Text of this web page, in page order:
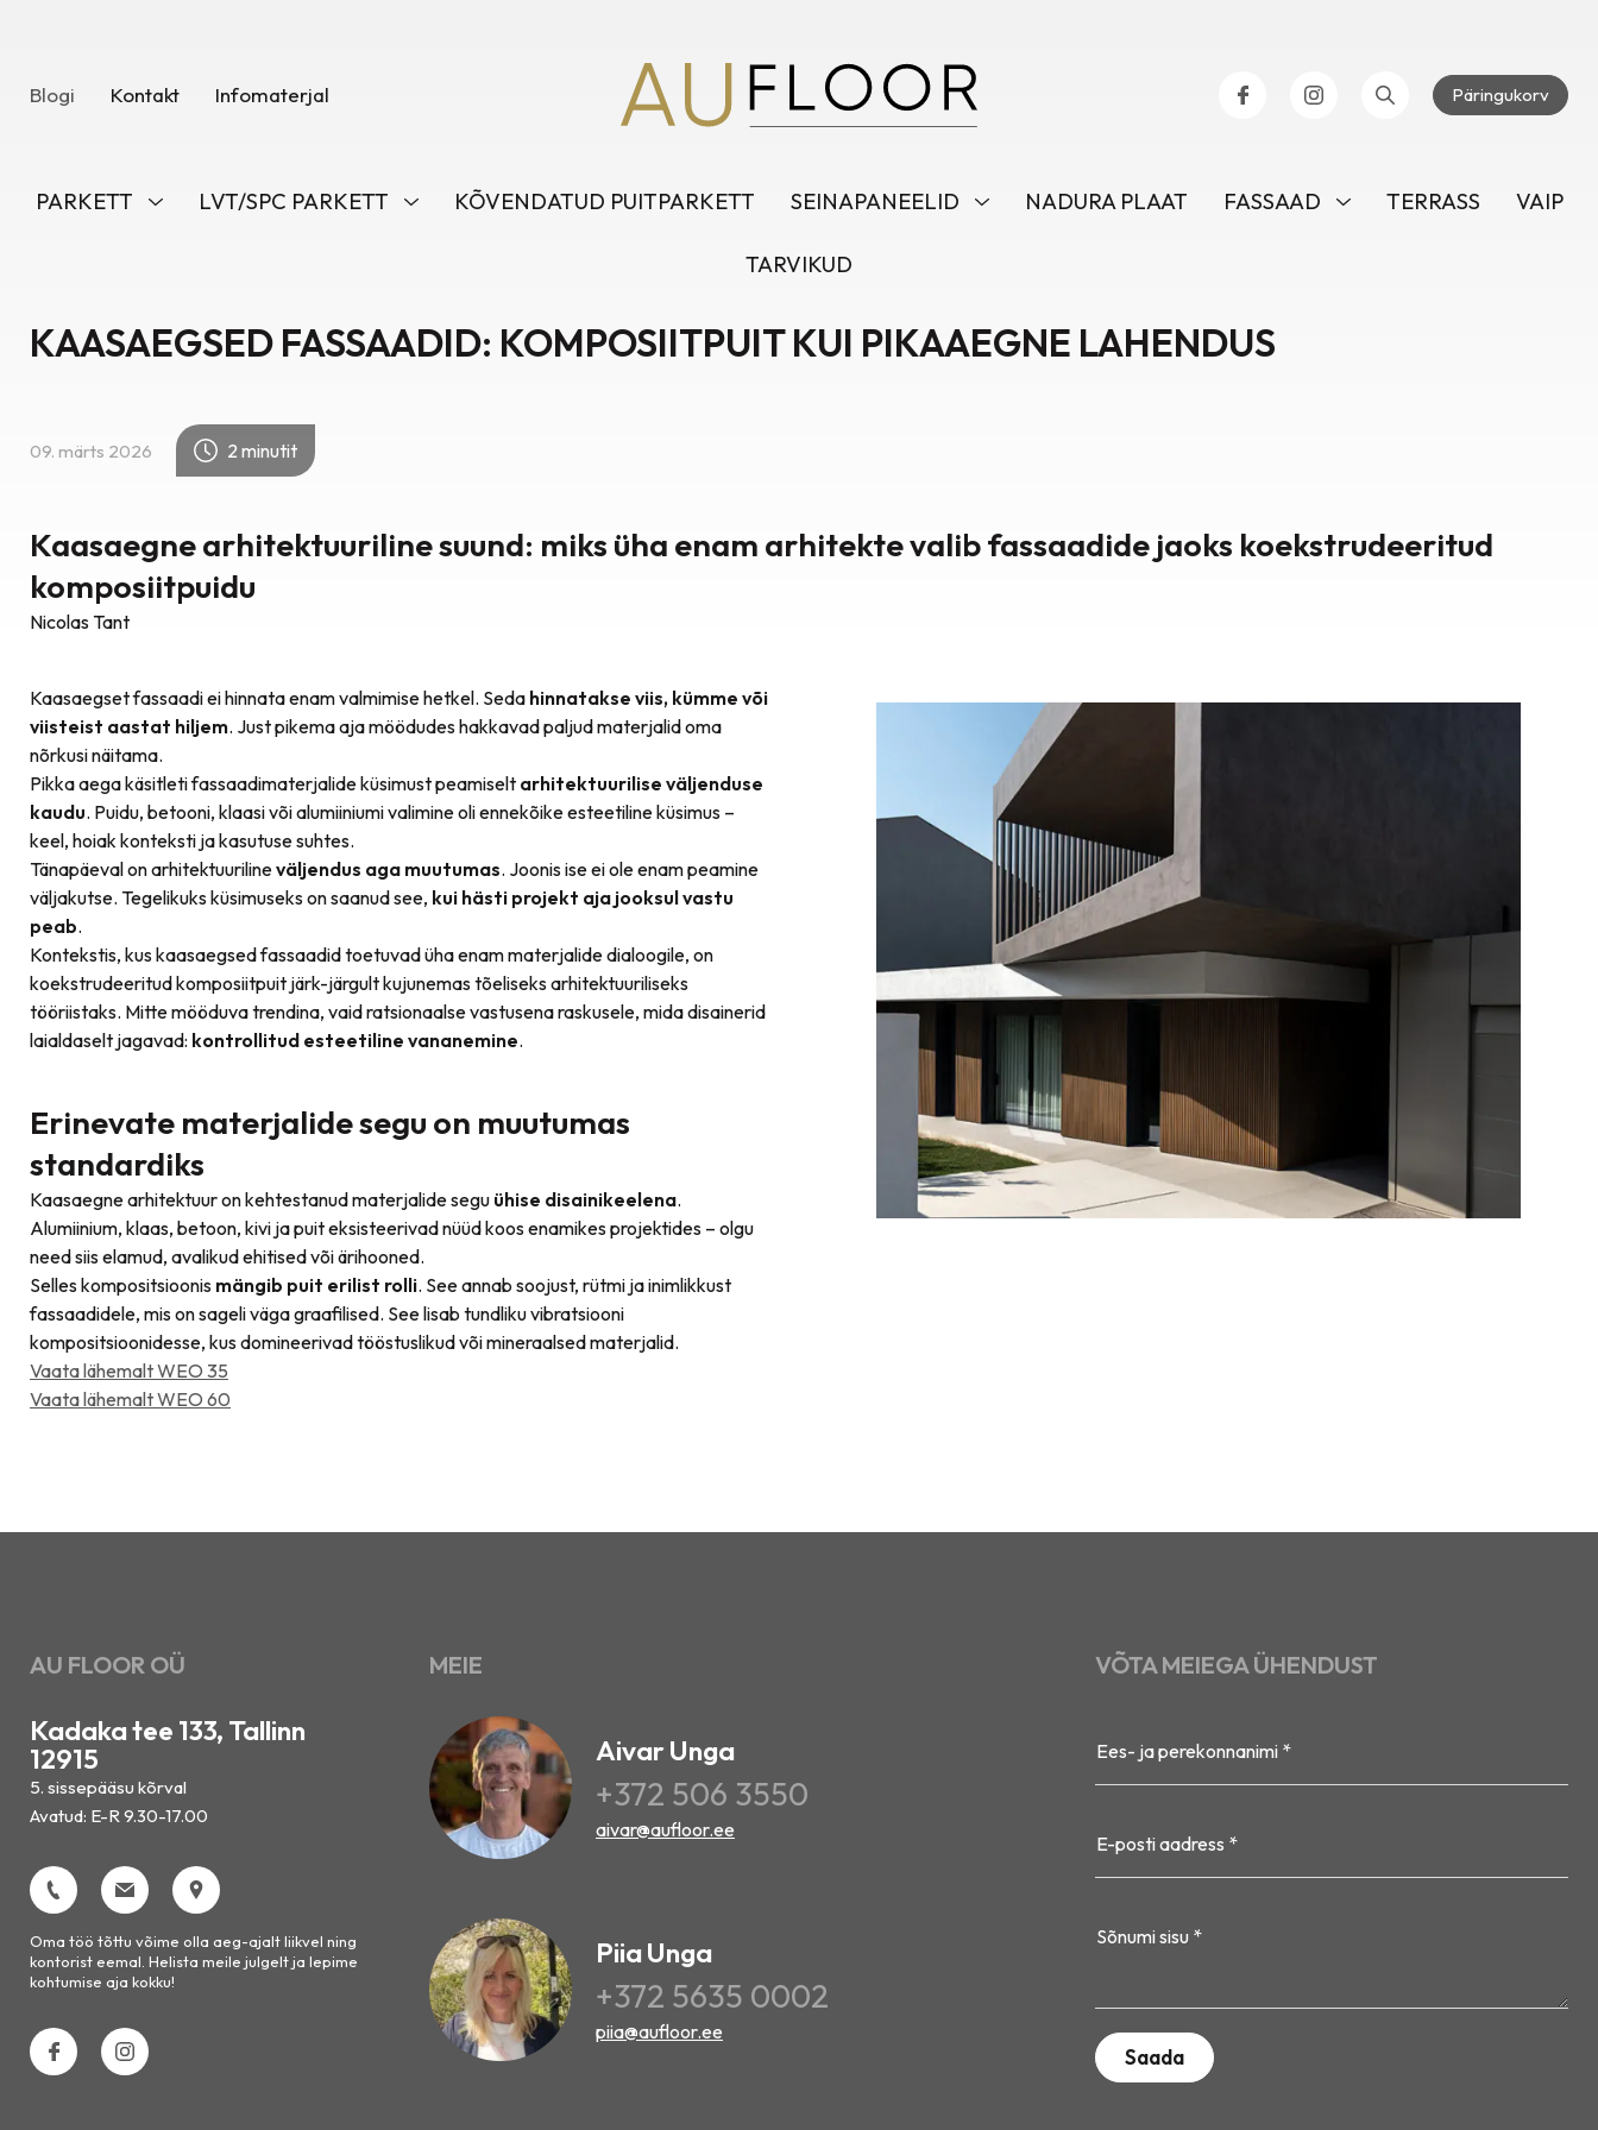
Blogi Kontakt Infomaterjal Päringukorv
PARKETT LVT/SPC PARKETT KÕVENDATUD PUITPARKETT SEINAPANEELID NADURA PLAAT FASSAAD TERRASS VAIP
TARVIKUD
KAASAEGSED FASSAADID: KOMPOSIITPUIT KUI PIKAAEGNE LAHENDUS
09. märts 2026 2 minutit
Kaasaegne arhitektuuriline suund: miks üha enam arhitekte valib fassaadide jaoks koekstrudeeritud
komposiitpuidu
Nicolas Tant
Kaasaegset fassaadi ei hinnata enam valmimise hetkel. Seda hinnatakse viis, kümme või
viisteist aastat hiljem. Just pikema aja möödudes hakkavad paljud materjalid oma
nõrkusi näitama.
Pikka aega käsitleti fassaadimaterjalide küsimust peamiselt arhitektuurilise väljenduse
kaudu. Puidu, betooni, klaasi või alumiiniumi valimine oli ennekõike esteetiline küsimus –
keel, hoiak konteksti ja kasutuse suhtes.
Tänapäeval on arhitektuurilineväljendus aga muutumas. Joonis ise ei ole enam peamine
väljakutse. Tegelikuks küsimuseks on saanud see, kui hästi projekt aja jooksul vastu
peab.
Kontekstis, kus kaasaegsed fassaadid toetuvad üha enam materjalide dialoogile, on
koekstrudeeritud komposiitpuit järk-järgult kujunemas tõeliseks arhitektuuriliseks
tööriistaks. Mitte mööduva trendina, vaid ratsionaalse vastusena raskusele, mida disainerid
laialdaselt jagavad: kontrollitud esteetiline vananemine.
Erinevate materjalide segu on muutumas
standardiks
Kaasaegne arhitektuur on kehtestanud materjalide segu ühise disainikeelena.
Alumiinium, klaas, betoon, kivi ja puit eksisteerivad nüüd koos enamikes projektides – olgu
need siis elamud, avalikud ehitised või ärihooned.
Selles kompositsioonis mängib puit erilist rolli. See annab soojust, rütmi ja inimlikkust
fassaadidele, mis on sageli väga graafilised. See lisab tundliku vibratsiooni
kompositsioonidesse, kus domineerivad tööstuslikud või mineraalsed materjalid.
Vaata lähemalt WEO 35
Vaata lähemalt WEO 60
AU FLOOR OÜ
Kadaka tee 133, Tallinn
12915
5. sissepääsu kõrval
Avatud: E-R 9.30-17.00
Oma töö tõttu võime olla aeg-ajalt liikvel ning
kontorist eemal. Helista meile julgelt ja lepime
kohtumise aja kokku!
MEIE
Aivar Unga
+372 506 3550
aivar@aufloor.ee
Piia Unga
+372 5635 0002
piia@aufloor.ee
VÕTA MEIEGA ÜHENDUST
Ees- ja perekonnanimi *
E-posti aadress *
Sõnumi sisu *